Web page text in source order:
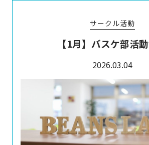
サークル活動
【1月】バスケ部活
2026.03.04